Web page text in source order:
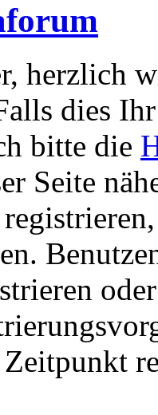
herzlich
dies
bitte die
Seite